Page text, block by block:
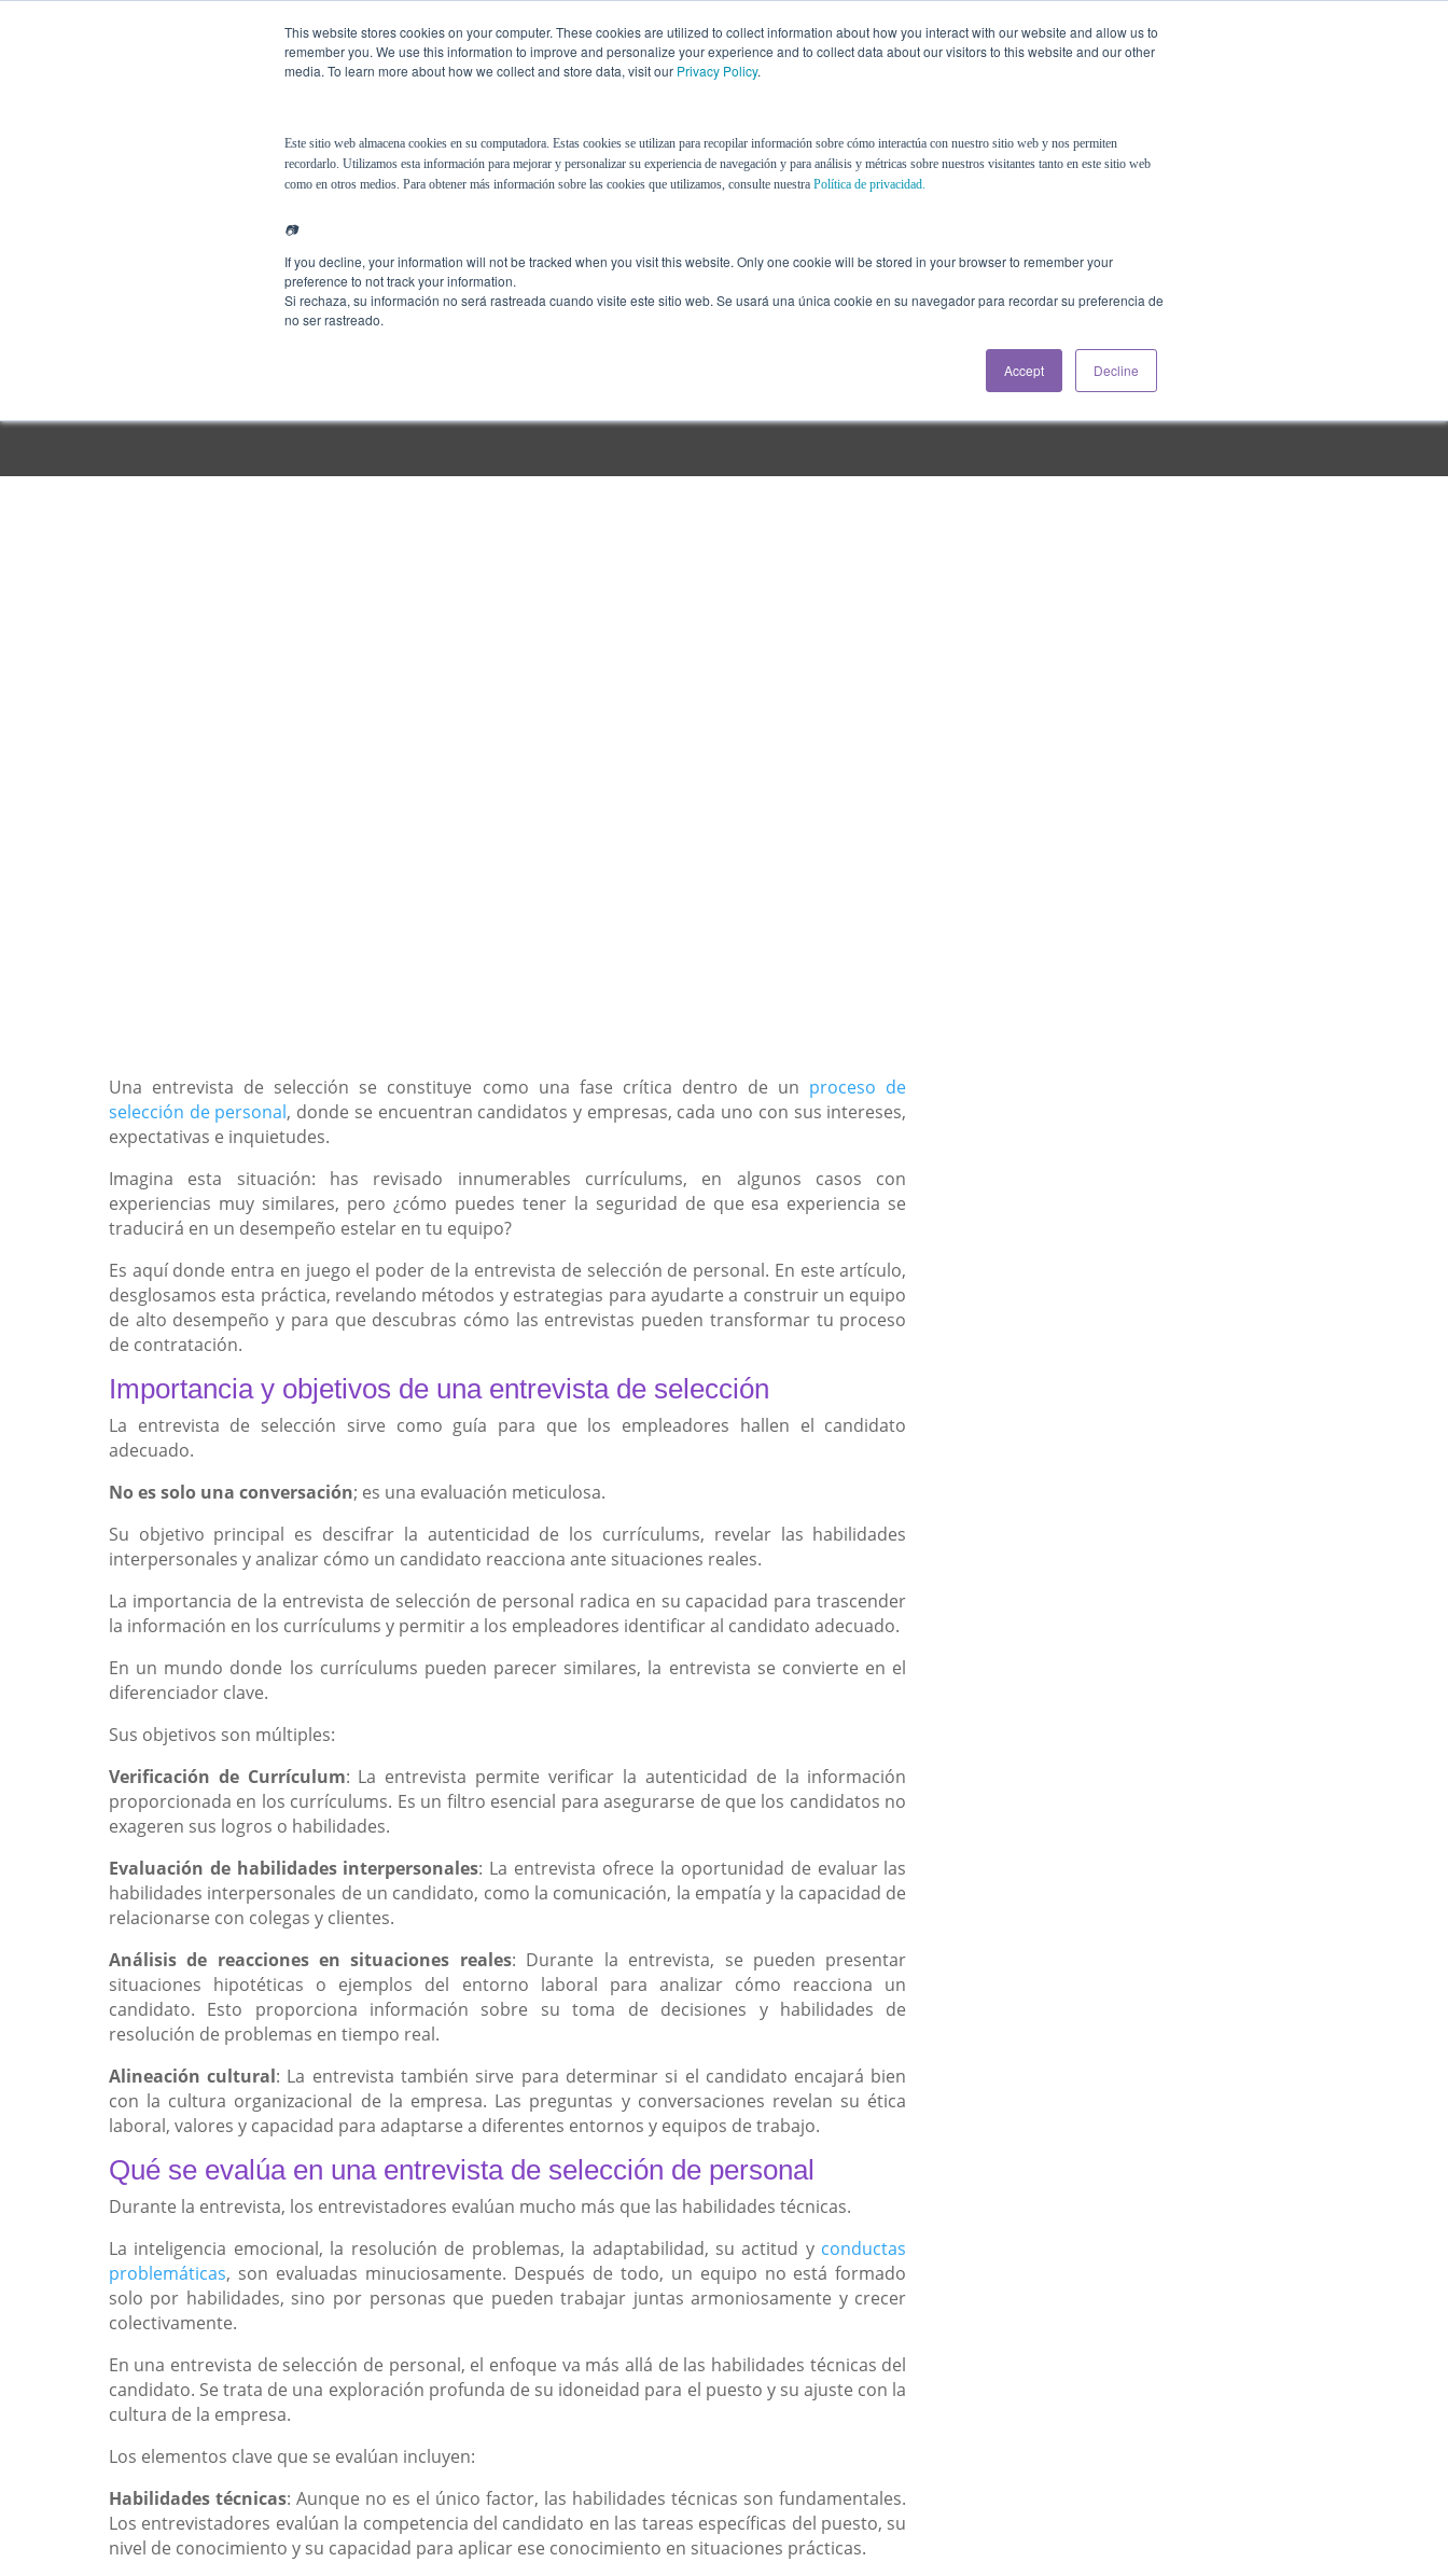
This website stores cookies on your computer. These cookies are utilized to collect information about how you interact with our website and allow us to
remember you. We use this information to improve and personalize your experience and to collect data about our visitors to this website and our other
media. To learn more about how we collect and store data, visit our Privacy Policy.
Este sitio web almacena cookies en su computadora. Estas cookies se utilizan para recopilar información sobre cómo interactúa con nuestro sitio web y nos permiten
recordarlo. Utilizamos esta información para mejorar y personalizar su experiencia de navegación y para análisis y métricas sobre nuestros visitantes tanto en este sitio web
como en otros medios. Para obtener más información sobre las cookies que utilizamos, consulte nuestra Política de privacidad.
📷
If you decline, your information will not be tracked when you visit this website. Only one cookie will be stored in your browser to remember your
preference to not track your information.
Si rechaza, su información no será rastreada cuando visite este sitio web. Se usará una única cookie en su navegador para recordar su preferencia de
no ser rastreado.
Accept Decline
Español Soluciones Nosotros Recursos Blog
Una entrevista de selección se constituye como una fase crítica dentro de un proceso de
selección de personal, donde se encuentran candidatos y empresas, cada uno con sus intereses,
expectativas e inquietudes.
Imagina esta situación: has revisado innumerables currículums, en algunos casos con
experiencias muy similares, pero ¿cómo puedes tener la seguridad de que esa experiencia se
traducirá en un desempeño estelar en tu equipo?
Es aquí donde entra en juego el poder de la entrevista de selección de personal. En este artículo,
desglosamos esta práctica, revelando métodos y estrategias para ayudarte a construir un equipo
de alto desempeño y para que descubras cómo las entrevistas pueden transformar tu proceso
de contratación.
Importancia y objetivos de una entrevista de selección
La entrevista de selección sirve como guía para que los empleadores hallen el candidato
adecuado.
No es solo una conversación; es una evaluación meticulosa.
Su objetivo principal es descifrar la autenticidad de los currículums, revelar las habilidades
interpersonales y analizar cómo un candidato reacciona ante situaciones reales.
La importancia de la entrevista de selección de personal radica en su capacidad para trascender
la información en los currículums y permitir a los empleadores identificar al candidato adecuado.
En un mundo donde los currículums pueden parecer similares, la entrevista se convierte en el
diferenciador clave.
Sus objetivos son múltiples:
Verificación de Currículum: La entrevista permite verificar la autenticidad de la información
proporcionada en los currículums. Es un filtro esencial para asegurarse de que los candidatos no
exageren sus logros o habilidades.
Evaluación de habilidades interpersonales: La entrevista ofrece la oportunidad de evaluar las
habilidades interpersonales de un candidato, como la comunicación, la empatía y la capacidad de
relacionarse con colegas y clientes.
Análisis de reacciones en situaciones reales: Durante la entrevista, se pueden presentar
situaciones hipotéticas o ejemplos del entorno laboral para analizar cómo reacciona un
candidato. Esto proporciona información sobre su toma de decisiones y habilidades de
resolución de problemas en tiempo real.
Alineación cultural: La entrevista también sirve para determinar si el candidato encajará bien
con la cultura organizacional de la empresa. Las preguntas y conversaciones revelan su ética
laboral, valores y capacidad para adaptarse a diferentes entornos y equipos de trabajo.
Qué se evalúa en una entrevista de selección de personal
Durante la entrevista, los entrevistadores evalúan mucho más que las habilidades técnicas.
La inteligencia emocional, la resolución de problemas, la adaptabilidad, su actitud y conductas
problemáticas, son evaluadas minuciosamente. Después de todo, un equipo no está formado
solo por habilidades, sino por personas que pueden trabajar juntas armoniosamente y crecer
colectivamente.
En una entrevista de selección de personal, el enfoque va más allá de las habilidades técnicas del
candidato. Se trata de una exploración profunda de su idoneidad para el puesto y su ajuste con la
cultura de la empresa.
Los elementos clave que se evalúan incluyen:
Habilidades técnicas: Aunque no es el único factor, las habilidades técnicas son fundamentales.
Los entrevistadores evalúan la competencia del candidato en las tareas específicas del puesto, su
nivel de conocimiento y su capacidad para aplicar ese conocimiento en situaciones prácticas.